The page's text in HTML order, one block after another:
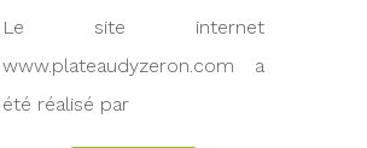
Le site internet
www.plateaudyzeron.com a
été réalisé par